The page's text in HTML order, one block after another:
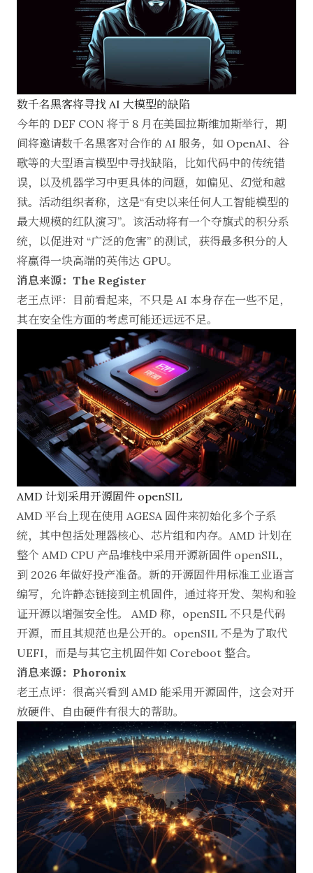
数千名黑客将寻找 AI 大模型的缺陷
今年的 DEF CON 将于 8 月在美国拉斯维加斯举行，期
间将邀请数千名黑客对合作的 AI 服务，如 OpenAI、谷
歌等的大型语言模型中寻找缺陷，比如代码中的传统错
误，以及机器学习中更具体的问题，如偏见、幻觉和越
狱。活动组织者称，这是“有史以来任何人工智能模型的
最大规模的红队演习”。该活动将有一个夺旗式的积分系
统，以促进对 “广泛的危害” 的测试，获得最多积分的人
将赢得一块高端的英伟达 GPU。
消息来源：The Register
老王点评：目前看起来，不只是 AI 本身存在一些不足，
其在安全性方面的考虑可能还远远不足。
AMD 计划采用开源固件 openSIL
AMD 平台上现在使用 AGESA 固件来初始化多个子系
统，其中包括处理器核心、芯片组和内存。AMD 计划在
整个 AMD CPU 产品堆栈中采用开源新固件 openSIL，
到 2026 年做好投产准备。新的开源固件用标准工业语言
编写，允许静态链接到主机固件，通过将开发、架构和验
证开源以增强安全性。 AMD 称，openSIL 不只是代码
开源，而且其规范也是公开的。openSIL 不是为了取代
UEFI，而是与其它主机固件如 Coreboot 整合。
消息来源：Phoronix
老王点评：很高兴看到 AMD 能采用开源固件，这会对开
放硬件、自由硬件有很大的帮助。